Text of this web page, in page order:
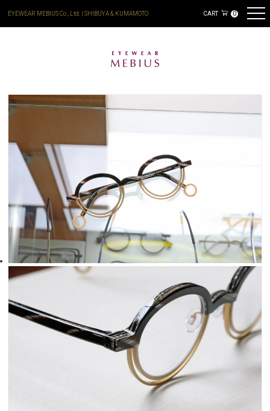
EYEWEAR MEBIUS Co., Ltd. | SHIBUYA & KUMAMOTO CART 0